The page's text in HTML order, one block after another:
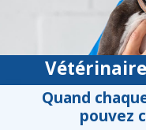
Quand
pouvez